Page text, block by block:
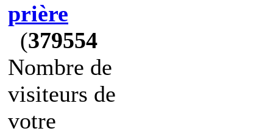
prière
(379554
Nombre de
visiteurs de
votre